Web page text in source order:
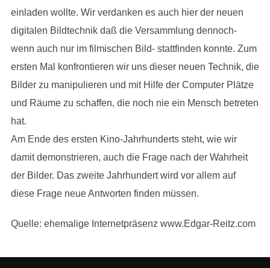
einladen wollte. Wir verdanken es auch hier der neuen
digitalen Bildtechnik daß die Versammlung dennoch-
wenn auch nur im filmischen Bild- stattfinden konnte. Zum
ersten Mal konfrontieren wir uns dieser neuen Technik, die
Bilder zu manipulieren und mit Hilfe der Computer Plätze
und Räume zu schaffen, die noch nie ein Mensch betreten
hat.
Am Ende des ersten Kino-Jahrhunderts steht, wie wir
damit demonstrieren, auch die Frage nach der Wahrheit
der Bilder. Das zweite Jahrhundert wird vor allem auf
diese Frage neue Antworten finden müssen.
Quelle: ehemalige Internetpräsenz www.Edgar-Reitz.com